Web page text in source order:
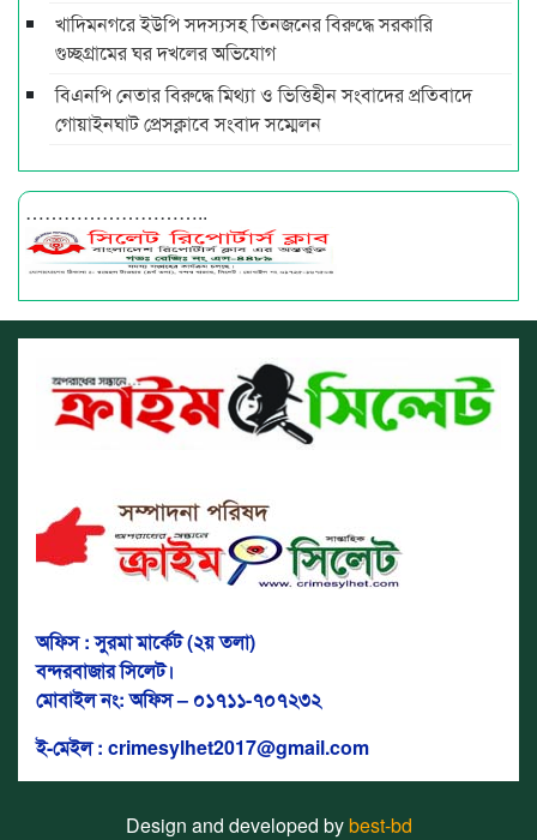
খাদিমনগরে ইউপি সদস্যসহ তিনজনের বিরুদ্ধে সরকারি
গুচ্ছগ্রামের ঘর দখলের অভিযোগ
বিএনপি নেতার বিরুদ্ধে মিথ্যা ও ভিত্তিহীন সংবাদের প্রতিবাদে
গোয়াইনঘাট প্রেসক্লাবে সংবাদ সম্মেলন
………………………..
অফিস : সুরমা মার্কেট (২য় তলা)
বন্দরবাজার সিলেট।
মোবাইল নং: অফিস – ০১৭১১-৭০৭২৩২
ই-মেইল : crimesylhet2017@gmail.com
Design and developed bybest-bd